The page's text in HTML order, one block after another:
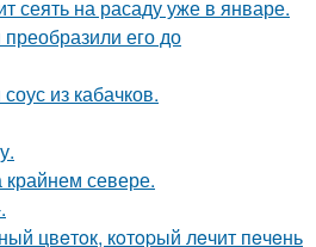
сеять на расаду уже в январе.
его до
из кабачков.
севере.
цвeтoк, кoтopый лeчит пeчeнь